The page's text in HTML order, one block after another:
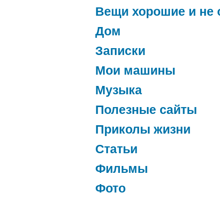
Вещи хорошие и не
Дом
Записки
Мои машины
Музыка
Полезные сайты
Приколы жизни
Статьи
Фильмы
Фото